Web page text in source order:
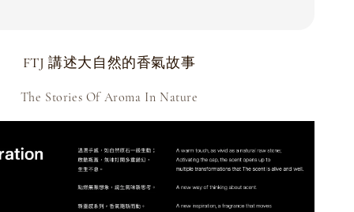
FTJ 講述大自然的香氣故事
The Stories Of Aroma In Nature